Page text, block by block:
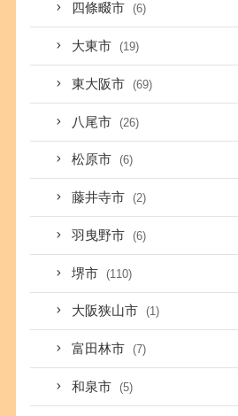
四條畷市 (6)
大東市 (19)
東大阪市 (69)
八尾市 (26)
松原市 (6)
藤井寺市 (2)
羽曳野市 (6)
堺市 (110)
大阪狭山市 (1)
富田林市 (7)
和泉市 (5)